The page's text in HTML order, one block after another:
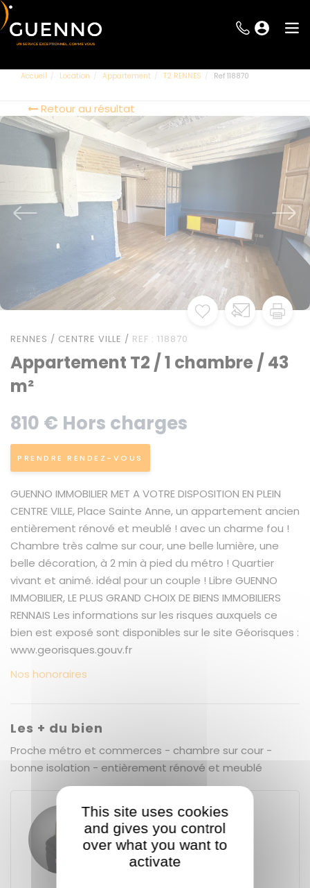
Accueil Location Appartement T2 RENNES Ref 118870
Retour au résultat
RENNES / CENTRE VILLE / REF : 118870
Appartement T2 / 1 chambre / 43
m²
810 € Hors charges
PRENDRE RENDEZ-VOUS
GUENNO IMMOBILIER MET A VOTRE DISPOSITION EN PLEIN
CENTRE VILLE, Place Sainte Anne, un appartement ancien
entièrement rénové et meublé ! avec un charme fou !
Chambre très calme sur cour, une belle lumière, une
belle décoration, à 2 min à pied du métro ! Quartier
vivant et animé. idéal pour un couple ! Libre GUENNO
IMMOBILIER, LE PLUS GRAND CHOIX DE BIENS IMMOBILIERS
RENNAIS Les informations sur les risques auxquels ce
bien est exposé sont disponibles sur le site Géorisques :
www.georisques.gouv.fr
Nos honoraires
Les + du bien
Proche métro et commerces - chambre sur cour -
bonne isolation - entièrement rénové et meublé
Solène FLEURY
GUENNO - GUENNO LOCATION
11 place du Bas des Lices
35000Rennes
This site uses cookies
and gives you control
over what you want to
activate